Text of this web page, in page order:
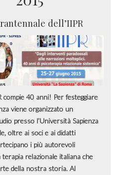
dell’IIPR
compie 40 anni! Per festeggiare
viene organizzato un
presso l’Università Sapienza
oltre ai soci e ai didatti
i più autorevoli
terapia relazionale italiana che
della nostra storia. Al